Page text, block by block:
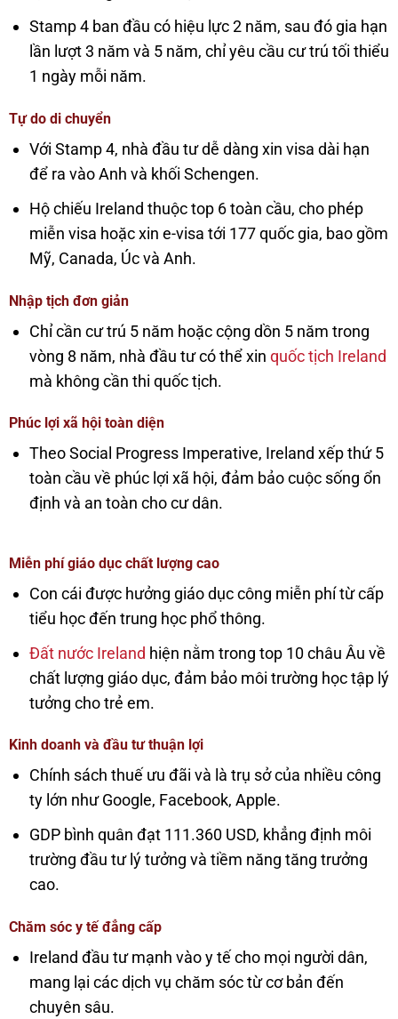
Stamp 4 ban đầu có hiệu lực 2 năm, sau đó gia hạn
lần lượt 3 năm và 5 năm, chỉ yêu cầu cư trú tối thiểu
1 ngày mỗi năm.
Tự do di chuyển
Với Stamp 4, nhà đầu tư dễ dàng xin visa dài hạn
để ra vào Anh và khối Schengen.
Hộ chiếu Ireland thuộc top 6 toàn cầu, cho phép
miễn visa hoặc xin e-visa tới 177 quốc gia, bao gồm
Mỹ, Canada, Úc và Anh.
Nhập tịch đơn giản
Chỉ cần cư trú 5 năm hoặc cộng dồn 5 năm trong
vòng 8 năm, nhà đầu tư có thể xinquốc tịch Ireland
mà không cần thi quốc tịch.
Phúc lợi xã hội toàn diện
Theo Social Progress Imperative, Ireland xếp thứ 5
toàn cầu về phúc lợi xã hội, đảm bảo cuộc sống ổn
định và an toàn cho cư dân.
Miễn phí giáo dục chất lượng cao
Con cái được hưởng giáo dục công miễn phí từ cấp
tiểu học đến trung học phổ thông.
Đất nước Ireland hiện nằm trong top 10 châu Âu về
chất lượng giáo dục, đảm bảo môi trường học tập lý
tưởng cho trẻ em.
Kinh doanh và đầu tư thuận lợi
Chính sách thuế ưu đãi và là trụ sở của nhiều công
ty lớn như Google, Facebook, Apple.
GDP bình quân đạt 111.360 USD, khẳng định môi
trường đầu tư lý tưởng và tiềm năng tăng trưởng
cao.
Chăm sóc y tế đẳng cấp
Ireland đầu tư mạnh vào y tế cho mọi người dân,
mang lại các dịch vụ chăm sóc từ cơ bản đến
chuyên sâu.